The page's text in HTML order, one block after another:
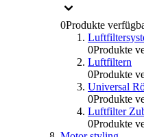
0Produkte
0Produkte
Luftfiltern
0Produkte
Universal
0Produkte
Luftfilter
0Produkte